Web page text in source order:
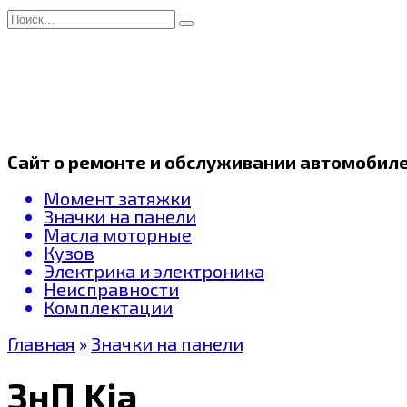
Перейти
к
Search
for:
Сайт о ремонте и обслуживании
Момент затяжки
Значки на панели
Масла моторные
Кузов
Электрика и электроника
Неисправности
Комплектации
Главная » Значки на панели
ЗнП Kia